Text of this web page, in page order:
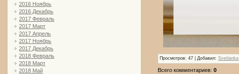
2016 Ноябрь
2016 Декабрь
2017 Февраль
2017 Март
2017 Апрель
2017 Ноябрь
2017 Декабрь
2018 Февраль
2018 Март
2018 Май
Просмотров: 47 | Добавил:Svetlanka
Всего комментариев:0